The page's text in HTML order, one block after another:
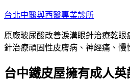
跳
主
要
容
台北中醫與西醫專業診所
原廠玻尿酸改善淚溝眼針治療乾
針治療頑固性皮膚病、神經痛、慢
台中鐵皮屋擁有成人